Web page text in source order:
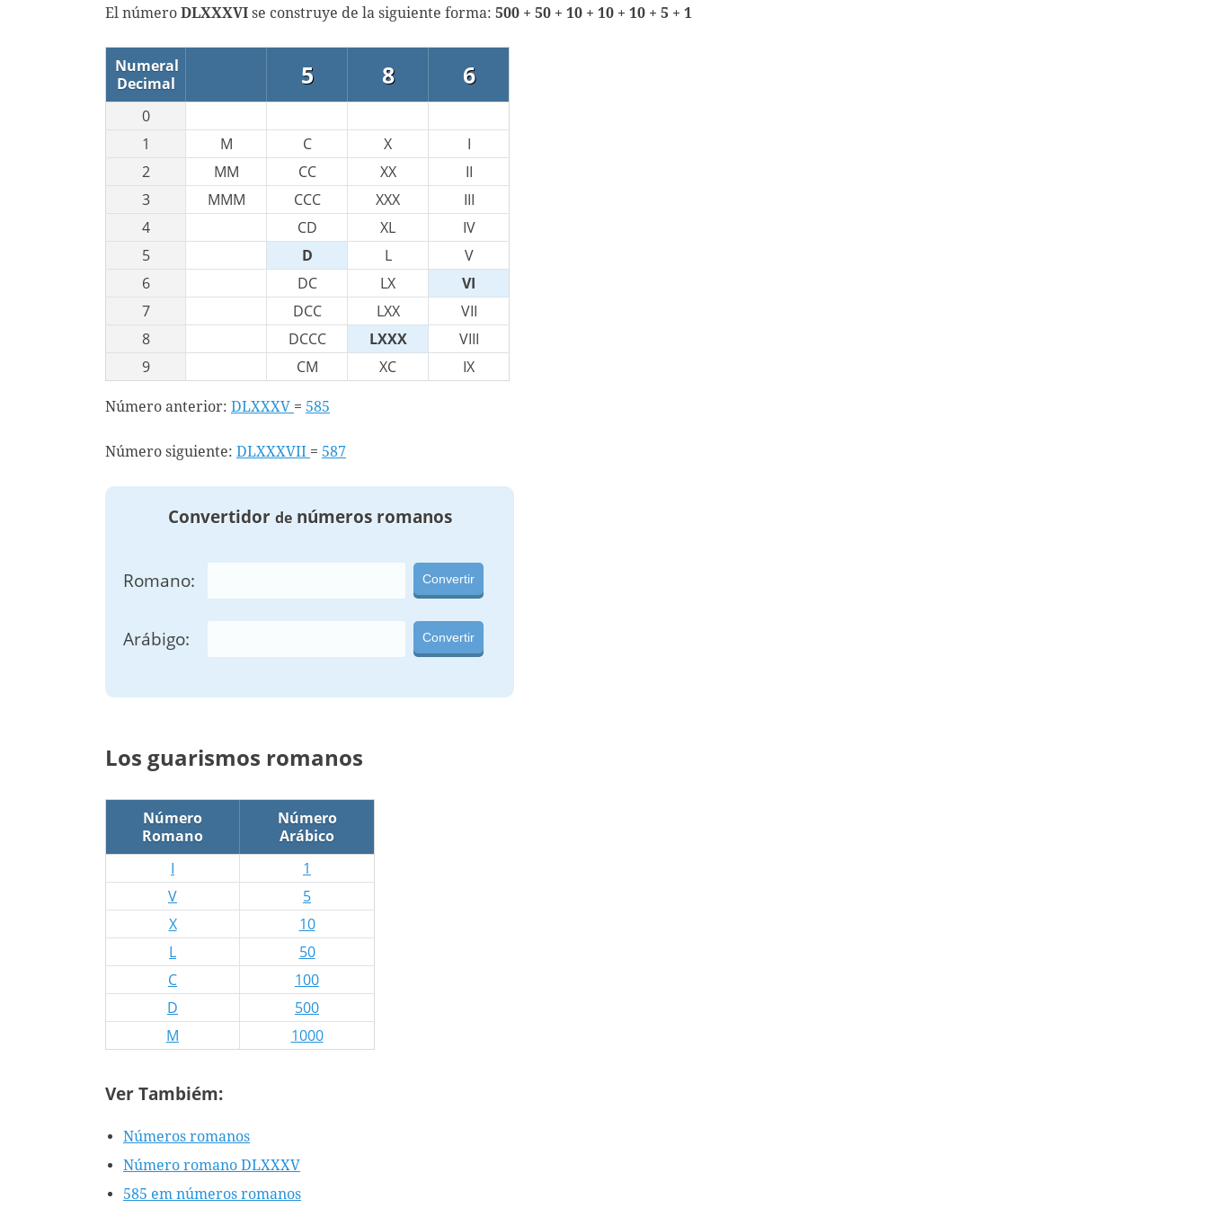
El número DLXXXVI se construye de la siguiente forma: 500 + 50 + 10 + 10 + 10 + 5 + 1
Numeral
Decimal
5 8 6
0
1
M C X
I
2
MM CC XX
II
3
MMM CCC XXX
III
4
CD XL
IV
5
D L
V
6
DC LX
VI
7
DCC LXX
VII
8
DCCC LXXX
VIII
9
CM XC IX
Número anterior: DLXXXV = 585
Número siguiente: DLXXXVII = 587
Convertidor denúmeros romanos
Romano: Convertir
Arábigo: Convertir
Los guarismos romanos
Número
Romano
Número
Arábico
I
1
V
5
X
10
L
50
C
100
D
500
M
1000
Ver Tambiém:
Números romanos
Número romano DLXXXV
585 em números romanos